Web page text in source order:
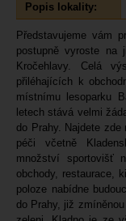
Popis lokality:
Představujeme vám
postupně vyroste na
Kročehlavy. Celá
přiléhajících k
místnímu lesoparku
letech stává velmi
do Prahy. Najdete
péči včetně
množství sportovišť
obchody, restaurace,
poloze nabídne
do Prahy, již